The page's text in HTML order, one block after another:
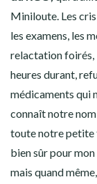
Miniloute. Les
les examens, les
relactation foirés,
heures durant,
médicaments qui
connaît notre
toute notre petite
bien sûr pour
mais quand